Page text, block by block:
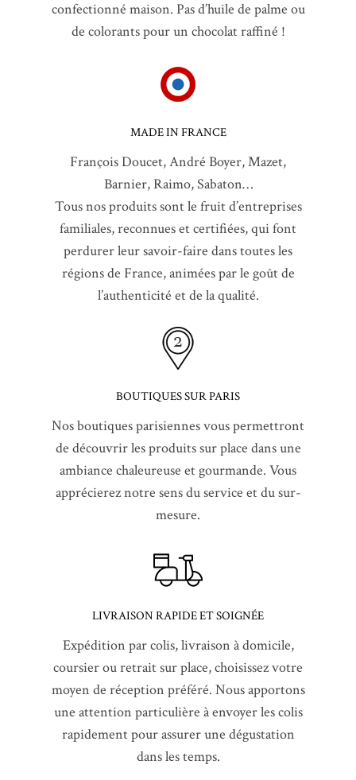
confectionné maison. Pas d’huile de palme ou
de colorants pour un chocolat raffiné !
MADE IN FRANCE
François Doucet, André Boyer, Mazet,
Barnier, Raimo, Sabaton…
Tous nos produits sont le fruit d’entreprises
familiales, reconnues et certifiées, qui font
perdurer leur savoir-faire dans toutes les
régions de France, animées par le goût de
l’authenticité et de la qualité.
BOUTIQUES SUR PARIS
Nos boutiques parisiennes vous permettront
de découvrir les produits sur place dans une
ambiance chaleureuse et gourmande. Vous
apprécierez notre sens du service et du sur-
mesure.
LIVRAISON RAPIDE ET SOIGNÉE
Expédition par colis, livraison à domicile,
coursier ou retrait sur place, choisissez votre
moyen de réception préféré. Nous apportons
une attention particulière à envoyer les colis
rapidement pour assurer une dégustation
dans les temps.